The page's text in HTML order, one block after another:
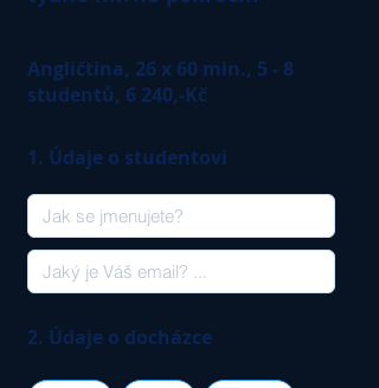
Angličtina, 26 x 60 min., 5 - 8
studentů, 6 240,-Kč
1. Údaje o studentovi
2. Údaje o docházce